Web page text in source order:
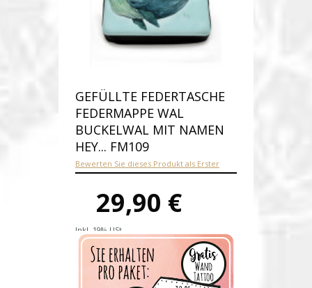
GEFÜLLTE FEDERTASCHE
FEDERMAPPE WAL
BUCKELWAL MIT NAMEN
HEY... FM109
Bewerten Sie dieses Produkt als Erster
29,90 €
Inkl. 19% USt.
Versandkosten
Produktnummer:fm109-E
Verfügbarkeit:Auf Lager
Lieferzeit: 1-2 Werktage